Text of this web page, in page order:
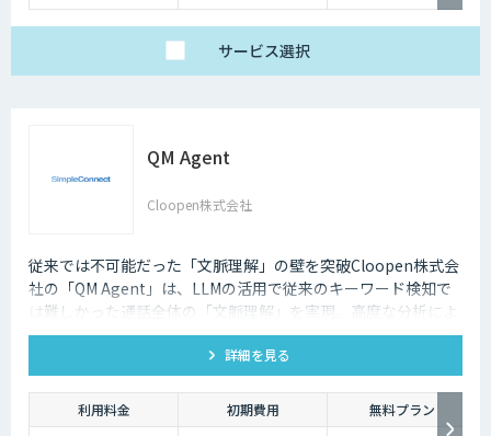
サービス選択
QM Agent
Cloopen株式会社
従来では不可能だった「文脈理解」の壁を突破Cloopen株式会
社の「QM Agent」は、LLMの活用で従来のキーワード検知で
は難しかった通話全体の「文脈理解」を実現。高度な分析によ
り、コンテキストを汲み取った精度の高い品質チェックを可能
詳細を見る
利用料金 初期費用
無料プラン